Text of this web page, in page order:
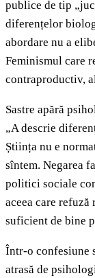
publice de tip
diferențelor
abordare nu a
Feminismul care
contraproductiv,
Sastre apără
„A descrie
Știința nu e
sîntem. Negarea
politici sociale
aceea care refuză
suficient de bine
Într-o confesiune
atrasă de